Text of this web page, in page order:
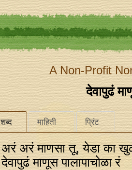
A Non-Profit
देवापुढं
शब्द माहिती प्रिंट
अरं अरं माणसा तू, येडा का
देवापुढं माणूस पालापाचोळा रं